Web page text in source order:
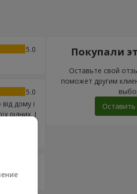
5
5
дому і
рідних. І
Покупали
Оставьте свой
поможет другим